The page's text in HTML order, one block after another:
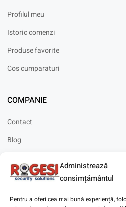
Administrează
consimțământul
Pentru a oferi cea mai bună experiență,
Profilul meu
Istoric comenzi
Produse favorite
Cos cumparaturi
COMPANIE
Contact
Blog
Solicitare instalare